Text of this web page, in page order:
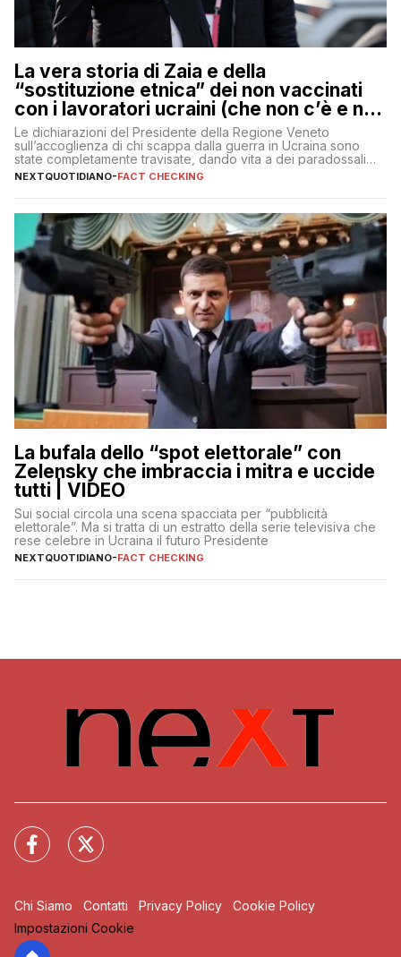
La vera storia di Zaia e della
“sostituzione etnica” dei non vaccinati
con i lavoratori ucraini (che non c’è e non
ci sarà)
Le dichiarazioni del Presidente della Regione Veneto
sull’accoglienza di chi scappa dalla guerra in Ucraina sono
state completamente travisate, dando vita a dei paradossali
falsi che girano sui social
NEXTQUOTIDIANO-FACT CHECKING
La bufala dello “spot elettorale” con
Zelensky che imbraccia i mitra e uccide
tutti | VIDEO
Sui social circola una scena spacciata per “pubblicità
elettorale”. Ma si tratta di un estratto della serie televisiva che
rese celebre in Ucraina il futuro Presidente
NEXTQUOTIDIANO-FACT CHECKING
Chi Siamo Contatti Privacy Policy
Cookie Policy
Impostazioni Cookie